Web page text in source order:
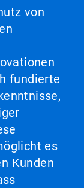
von
fundierte
es
Kunden